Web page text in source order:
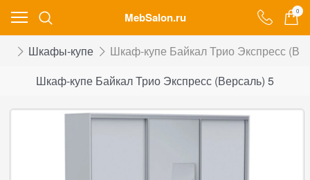
MebSalon.ru 0
Шкафы-купе
Шкаф-купе Байкал Трио Экспресс
Шкаф-купе Байкал Трио Экспресс (Версаль) 5